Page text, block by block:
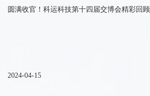
圆满收官！科运科技第十四届交博会精彩回顾
2024-04-15